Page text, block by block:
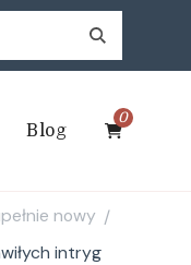
Blog
0
nowy /
intryg